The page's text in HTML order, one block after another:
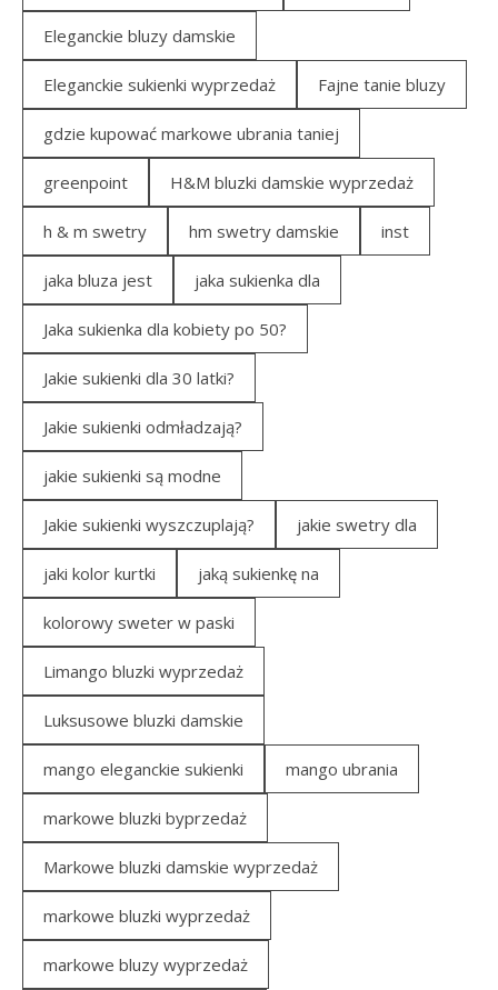
Eleganckie bluzy damskie
Eleganckie sukienki wyprzedaż Fajne tanie bluzy
gdzie kupować markowe ubrania taniej
greenpoint H&M bluzki damskie wyprzedaż
h & m swetry hm swetry damskie inst
jaka bluza jest jaka sukienka dla
Jaka sukienka dla kobiety po 50?
Jakie sukienki dla 30 latki?
Jakie sukienki odmładzają?
jakie sukienki są modne
Jakie sukienki wyszczuplają? jakie swetry dla
jaki kolor kurtki jaką sukienkę na
kolorowy sweter w paski
Limango bluzki wyprzedaż
Luksusowe bluzki damskie
mango eleganckie sukienki mango ubrania
markowe bluzki byprzedaż
Markowe bluzki damskie wyprzedaż
markowe bluzki wyprzedaż
markowe bluzy wyprzedaż